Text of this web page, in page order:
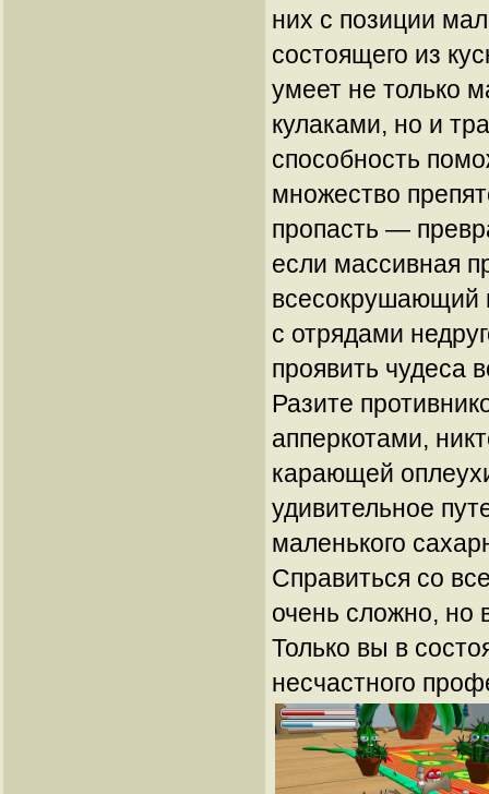
них с позиции
состоящего из
умеет не только
кулаками, но и
способность
множество
пропасть —
если массивная
всесокрушающий
с отрядами
проявить чудеса
Разите
апперкотами,
карающей
удивительное
маленького
Справиться со
очень сложно, но
Только вы в
несчастного